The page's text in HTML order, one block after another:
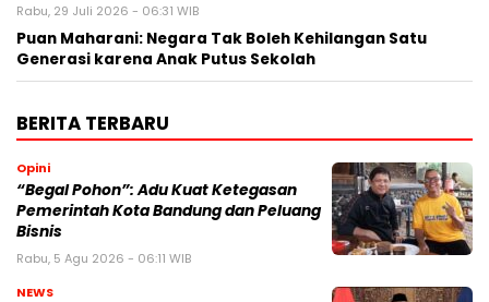
Rabu, 29 Juli 2026 - 06:31 WIB
Puan Maharani: Negara Tak Boleh Kehilangan Satu
Generasi karena Anak Putus Sekolah
BERITA TERBARU
Opini
“Begal Pohon”: Adu Kuat Ketegasan
Pemerintah Kota Bandung dan Peluang
Bisnis
Rabu, 5 Agu 2026 - 06:11 WIB
NEWS